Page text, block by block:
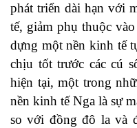
phát triển dài hạn với
tế, giảm phụ thuộc
dựng một nền kinh tế
chịu tốt trước các cú
hiện tại, một trong
nền kinh tế Nga là sự
so với đồng đô la và